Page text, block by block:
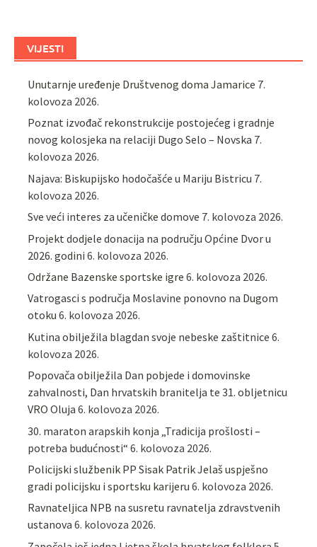
VIJESTI
Unutarnje uređenje Društvenog doma Jamarice 7.
kolovoza 2026.
Poznat izvođač rekonstrukcije postojećeg i gradnje
novog kolosjeka na relaciji Dugo Selo – Novska 7.
kolovoza 2026.
Najava: Biskupijsko hodočašće u Mariju Bistricu 7.
kolovoza 2026.
Sve veći interes za učeničke domove 7. kolovoza 2026.
Projekt dodjele donacija na području Općine Dvor u
2026. godini 6. kolovoza 2026.
Održane Bazenske sportske igre 6. kolovoza 2026.
Vatrogasci s područja Moslavine ponovno na Dugom
otoku 6. kolovoza 2026.
Kutina obilježila blagdan svoje nebeske zaštitnice 6.
kolovoza 2026.
Popovača obilježila Dan pobjede i domovinske
zahvalnosti, Dan hrvatskih branitelja te 31. obljetnicu
VRO Oluja 6. kolovoza 2026.
30. maraton arapskih konja „Tradicija prošlosti –
potreba budućnosti“ 6. kolovoza 2026.
Policijski službenik PP Sisak Patrik Jelaš uspješno
gradi policijsku i sportsku karijeru 6. kolovoza 2026.
Ravnateljica NPB na susretu ravnatelja zdravstvenih
ustanova 6. kolovoza 2026.